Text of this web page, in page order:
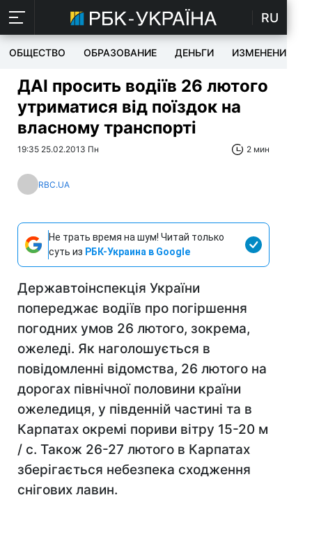
RU
ОБЩЕСТВО ОБРАЗОВАНИЕ ДЕНЬГИ ИЗМЕНЕНИЯ
ДАІ просить водіїв 26 лютого
утриматися від поїздок на
власному транспорті
19:35 25.02.2013 Пн 2 мин
RBC.UA
Не трать время на шум! Читай только
суть из РБК-Украина в Google
Державтоінспекція України
попереджає водіїв про погіршення
погодних умов 26 лютого, зокрема,
ожеледі. Як наголошується в
повідомленні відомства, 26 лютого на
дорогах північної половини країни
ожеледиця, у південній частині та в
Карпатах окремі пориви вітру 15-20 м
/ с. Також 26-27 лютого в Карпатах
зберігається небезпека сходження
снігових лавин.